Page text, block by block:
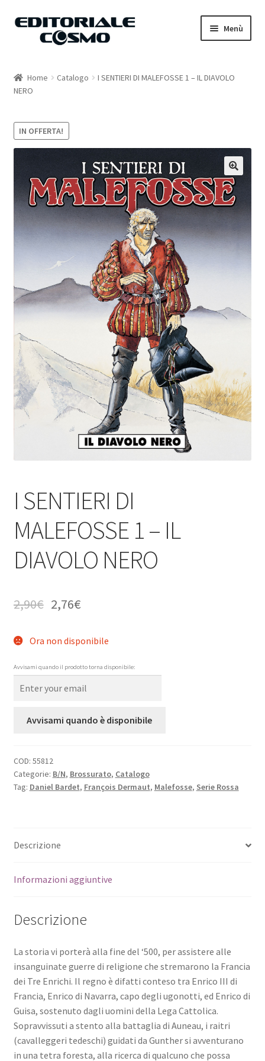
Vai
Vai
Menù
Catalogo
Carrello
Home Catalogo
I SENTIERI DI MALEFOSSE 1 – IL DIAVOLO
NERO
IN OFFERTA!
I SENTIERI DI
MALEFOSSE 1 – IL
DIAVOLO NERO
2,90€ 2,76€
Ora non disponibile
Avvisami quando il prodotto torna disponibile:
Avvisami quando è disponibile
COD: 55812
Categorie: B/N, Brossurato, Catalogo
Tag: Daniel Bardet, François Dermaut, Malefosse, Serie Rossa
Descrizione
Informazioni aggiuntive
Descrizione
La storia vi porterà alla fine del ‘500, per assistere alle
insanguinate guerre di religione che stremarono la Francia
dei Tre Enrichi. Il regno è difatti conteso tra Enrico III di
Francia, Enrico di Navarra, capo degli ugonotti, ed Enrico di
Guisa, sostenuto dagli uomini della Lega Cattolica.
Sopravvissuti a stento alla battaglia di Auneau, i raitri
(cavalleggeri tedeschi) guidati da Gunther si avventurano
in una tetra foresta, alla ricerca di qualcuno che possa